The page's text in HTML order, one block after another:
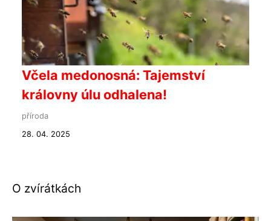
Včela medonosná: Tajemství
královny úlu odhalena!
příroda
28. 04. 2025
O zvírátkách